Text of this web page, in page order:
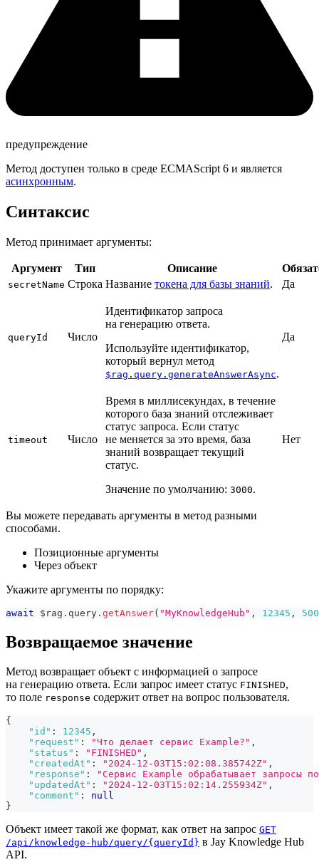
предупреждение
Метод доступен только в среде ECMAScript 6 и является
асинхронным.
Синтаксис
Метод принимает аргументы:
Аргумент Тип Описание
secretName Строка Название токена для базы знаний. Да
queryId Число
Идентификатор запроса
на генерацию ответа.
Используйте идентификатор,
который вернул метод
$rag.query.generateAnswerAsync.
Да
timeout Число
Время в миллисекундах, в течение
которого база знаний отслеживает
статус запроса. Если статус
не меняется за это время, база
знаний возвращает текущий
статус.
Значение по умолчанию: 3000.
Нет
Вы можете передавать аргументы в метод разными
способами.
Позиционные аргументы
Через объект
Укажите аргументы по порядку:
await $rag . query . getAnswer( "MyKnowledgeHub" , 12345 ,
Возвращаемое значение
Метод возвращает объект с информацией о запросе
на генерацию ответа. Если запрос имеет статус FINISHED,
то поле response содержит ответ на вопрос пользователя.
{
"id" : 12345 ,
"request" : "Что делает сервис Example?" ,
"status" : "FINISHED" ,
"createdAt" : "2024-12-03T15:02:08.385742Z" ,
"response" :
"Сервис Example обрабатывает запросы
"updatedAt" : "2024-12-03T15:02:14.255934Z" ,
"comment" :
null
}
Объект имеет такой же формат, как ответ на запрос GET
/api/knowledge-hub/query/{queryId} в Jay Knowledge Hub
API.